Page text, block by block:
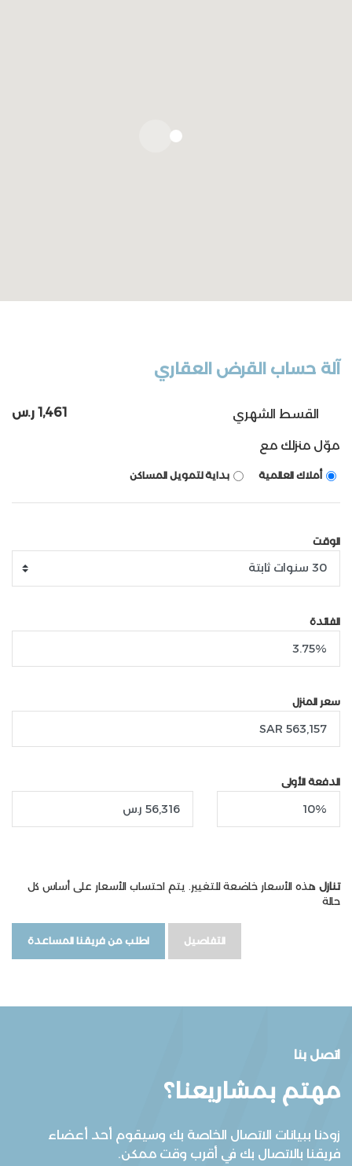
آلة حساب القرض العقاري
القسط الشهري 1,461 ر.س
موّل منزلك مع
أملاك العالمية بداية لتمويل المساكن
الوقت
الفائدة
سعر المنزل
الدفعة الأولى
تنازل هذه الأسعار خاضعة للتغيير. يتم احتساب الأسعار على أساس كل
حالة
اطلب من فريقنا المساعدة التفاصيل
اتصل بنا
مهتم بمشاريعنا؟
زودنا ببيانات الاتصال الخاصة بك وسيقوم أحد أعضاء
فريقنا بالاتصال بك في أقرب وقت ممكن.